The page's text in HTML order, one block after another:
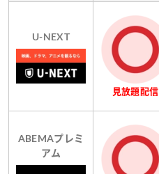
U-NEXT
見放題配信
ABEMAプレミ
アム